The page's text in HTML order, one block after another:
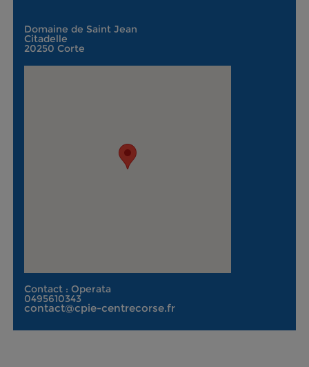
Domaine de Saint Jean
Citadelle
20250 Corte
Contact : Operata
0495610343
contact@cpie-centrecorse.fr